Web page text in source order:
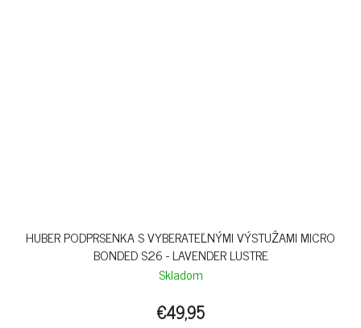
HUBER PODPRSENKA S VYBERATEĽNÝMI VÝSTUŽAMI MICRO
BONDED S26 - LAVENDER LUSTRE
Skladom
€49,95